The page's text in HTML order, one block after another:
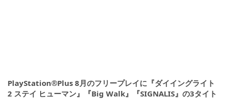
PlayStation®Plus 8月のフリープレイに『ダイイングライト
2 ステイ ヒューマン』『Big Walk』『SIGNALIS』の3タイト